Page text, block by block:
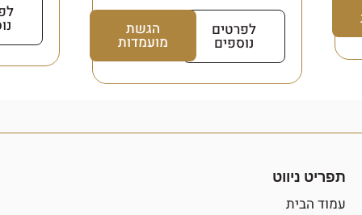
לפרטים
נוספים
הגשת
מועמדות
תפריט ניווט
עמוד הבית